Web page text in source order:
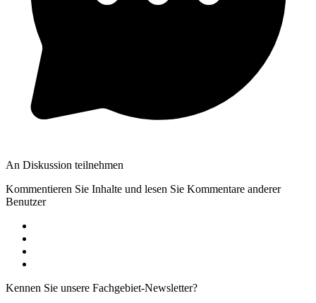
An Diskussion teilnehmen
Kommentieren Sie Inhalte und lesen Sie Kommentare anderer
Benutzer
Kennen Sie unsere Fachgebiet-Newsletter?